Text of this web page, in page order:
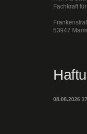
Fachkraft
53947
08.08.2026